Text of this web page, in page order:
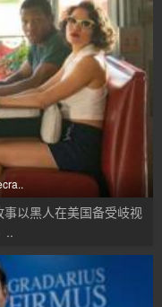
以黑人在美国备受岐视
..